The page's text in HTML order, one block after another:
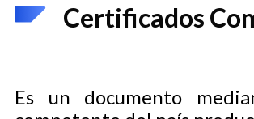
Certificados
Es un documento